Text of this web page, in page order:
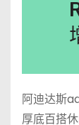
阿迪达斯
厚底百搭